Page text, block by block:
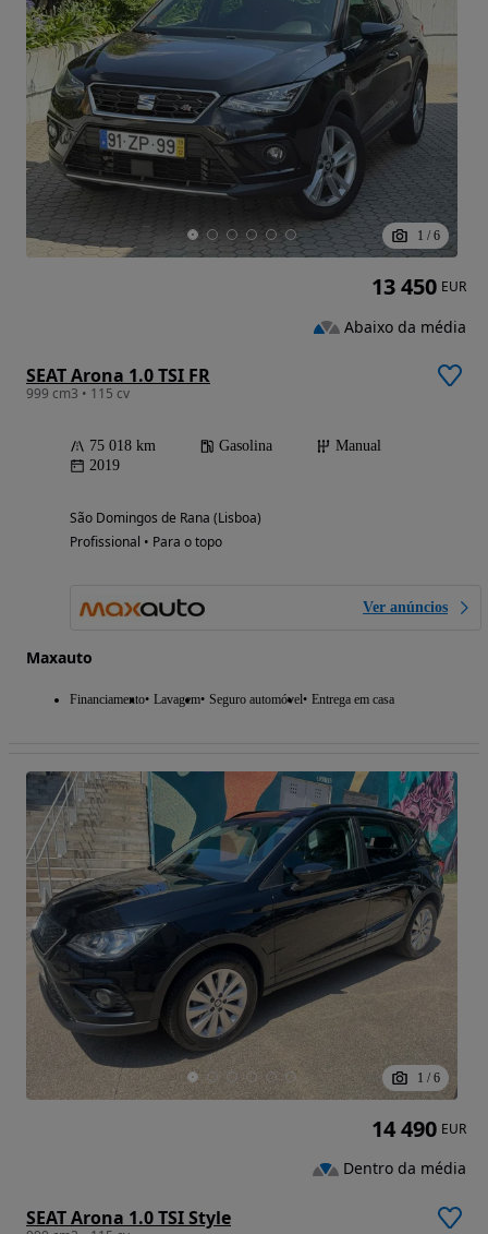
1 / 6
SEAT Arona 1.0 TSI FR
999 cm3 • 115 cv
75 018 km Gasolina
Manual
2019
São Domingos de Rana (Lisboa)
Profissional • Para o topo
Ver anúncios
Maxauto
Financiamento Lavagem Seguro automóvel Entrega em casa
13 450 EUR
Abaixo da média
1 / 6
SEAT Arona 1.0 TSI Style
14 490 EUR
Dentro da média